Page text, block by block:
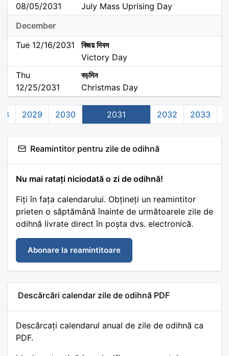
08/05/2031
July Mass Uprising Day
December
Tue 12/16/2031
বিজয় দিবস
Victory Day
Thu
12/25/2031
বড়দিন
Christmas Day
2029 2030 2031 2032 2033
Reamintitor pentru zile de odihnă
Nu mai ratați niciodată o zi de odihnă!
Fiți în fața calendarului. Obțineți un reamintitor
prieten o săptămână înainte de următoarele zile de
odihnă livrate direct în poșta dvs. electronică.
Abonare la reamintitoare
Descărcări calendar zile de odihnă PDF
Descărcați calendarul anual de zile de odihnă ca
PDF.